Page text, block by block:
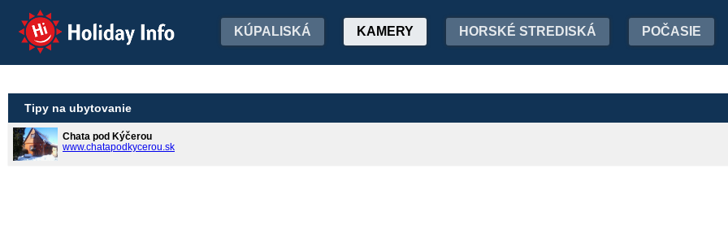
Holiday Info KÚPALISKÁ KAMERY HORSKÉ STREDISKÁ POČASIE
Tipy na ubytovanie
Chata pod Kýčerou
www.chatapodkycerou.sk